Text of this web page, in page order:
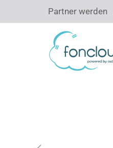
Partner werden